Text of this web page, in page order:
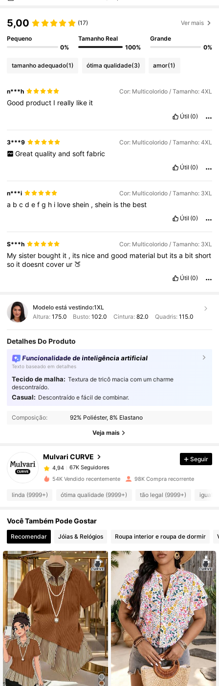
5,00 (17) Ver mais
Pequeno
0%
Tamanho Real
100%
Grande
0%
tamanho adequado(1) ótima qualidade(3) amor(1)
n***h Cor: Multicolorido / Tamanho: 4XL
Good product I really like it
Útil (0)
3***9 Cor: Multicolorido / Tamanho: 4XL
Great quality and soft fabric
Útil (0)
n***i Cor: Multicolorido / Tamanho: 3XL
a bcdefg h i loveshein ,shein isthe best
Útil (0)
S***h Cor: Multicolorido / Tamanho: 3XL
Mysister bought it , its niceandgood material but itsa bitshort
so itdoesntcover ur 🍑
Útil (0)
Modelo está vestindo:1XL
Altura: 175.0 Busto:102.0 Cintura: 82.0 Quadris: 115.0
Detalhes Do Produto
Funcionalidade de inteligência artificial
Texto baseado em detalhes
Tecido de malha: Textura de tricô macia com um charme
descontraído.
Casual: Descontraído e fácil de combinar.
Composição: 92% Poliéster, 8% Elastano
Veja mais
Mulvari CURVE
67K Seguidores
4,94 67K Seguidores
4,94 67K Seguidores
4,94 67K Seguidores
4,94 67K Seguidores
4,94 67K Seguidores
4,94 67K Seguidores
4,94 67K Seguidores
Seguir
54K Vendido recentemente 98K Compra recorrente
linda (9999+) ótima qualidade (9999+) tão legal (9999+) igual a
Você Também Pode Gostar
Recomendar Jóias & Relógios Roupa interior e roupa de dormir